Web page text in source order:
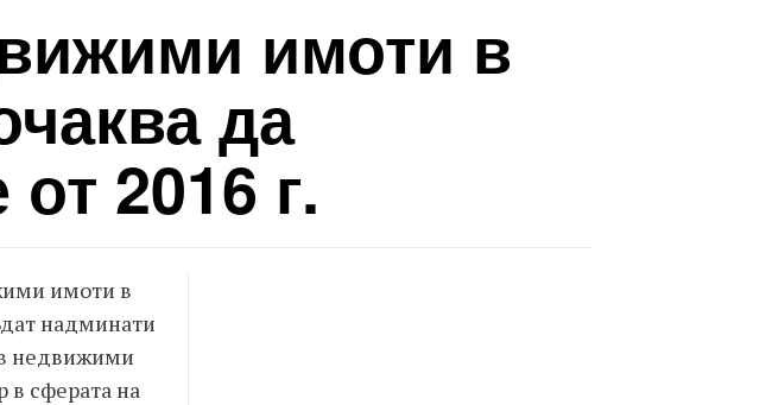
имоти в
да
2016 г.
имоти в
надминати
в недвижими
сферата на